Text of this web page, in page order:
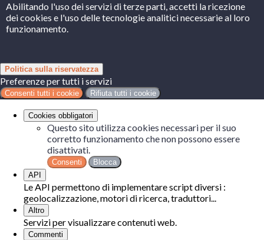
Abilitando l'uso dei servizi di terze parti, accetti la ricezione
dei cookies e l'uso delle tecnologie analitici necessarie al loro
funzionamento.
Politica sulla riservatezza
Preferenze per tutti i servizi
Consenti tutti i cookie Rifiuta tutti i cookie
Cookies obbligatori
Questo sito utilizza cookies necessari per il suo
corretto funzionamento che non possono essere
disattivati.
Consenti
Blocca
API
Le API permettono di implementare script diversi :
geolocalizzazione, motori di ricerca, traduttori...
Altro
Servizi per visualizzare contenuti web.
Commenti